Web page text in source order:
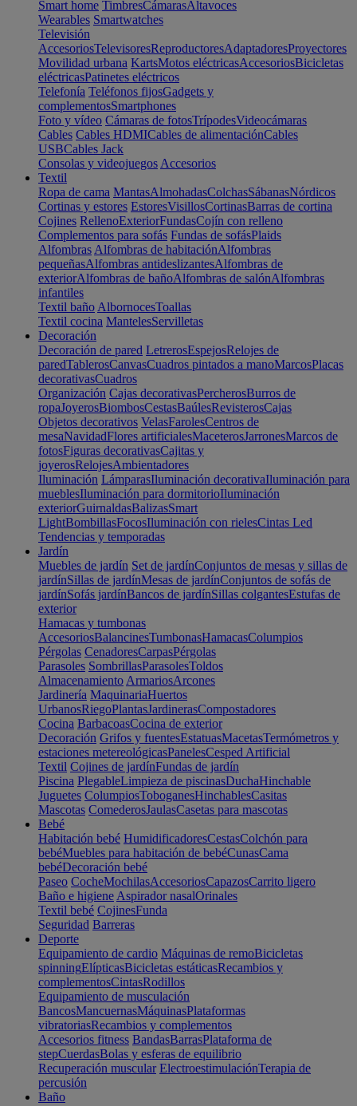
Smart home TimbresCámarasAltavoces
Wearables Smartwatches
Televisión
AccesoriosTelevisoresReproductoresAdaptadoresProyectores
Movilidad urbana KartsMotos eléctricasAccesoriosBicicletas
eléctricasPatinetes eléctricos
Telefonía Teléfonos fijosGadgets y
complementosSmartphones
Foto y vídeo Cámaras de fotosTrípodesVideocámaras
Cables Cables HDMICables de alimentaciónCables
USBCables Jack
Consolas y videojuegos Accesorios
Textil
Ropa de cama MantasAlmohadasColchasSábanasNórdicos
Cortinas y estores EstoresVisillosCortinasBarras de cortina
Cojines RellenoExteriorFundasCojín con relleno
Complementos para sofás Fundas de sofásPlaids
Alfombras Alfombras de habitaciónAlfombras
pequeñasAlfombras antideslizantesAlfombras de
exteriorAlfombras de bañoAlfombras de salónAlfombras
infantiles
Textil baño AlbornocesToallas
Textil cocina MantelesServilletas
Decoración
Decoración de pared LetrerosEspejosRelojes de
paredTablerosCanvasCuadros pintados a manoMarcosPlacas
decorativasCuadros
Organización Cajas decorativasPercherosBurros de
ropaJoyerosBiombosCestasBaúlesRevisterosCajas
Objetos decorativos VelasFarolesCentros de
mesaNavidadFlores artificialesMaceterosJarronesMarcos de
fotosFiguras decorativasCajitas y
joyerosRelojesAmbientadores
Iluminación LámparasIluminación decorativaIluminación para
mueblesIluminación para dormitorioIluminación
exteriorGuirnaldasBalizasSmart
LightBombillasFocosIluminación con rielesCintas Led
Tendencias y temporadas
Jardín
Muebles de jardín Set de jardínConjuntos de mesas y sillas de
jardínSillas de jardínMesas de jardínConjuntos de sofás de
jardínSofás jardínBancos de jardínSillas colgantesEstufas de
exterior
Hamacas y tumbonas
AccesoriosBalancinesTumbonasHamacasColumpios
Pérgolas CenadoresCarpasPérgolas
Parasoles SombrillasParasolesToldos
Almacenamiento ArmariosArcones
Jardinería MaquinariaHuertos
UrbanosRiegoPlantasJardinerasCompostadores
Cocina BarbacoasCocina de exterior
Decoración Grifos y fuentesEstatuasMacetasTermómetros y
estaciones metereológicasPanelesCesped Artificial
Textil Cojines de jardínFundas de jardín
Piscina PlegableLimpieza de piscinasDuchaHinchable
Juguetes ColumpiosToboganesHinchablesCasitas
Mascotas ComederosJaulasCasetas para mascotas
Bebé
Habitación bebé HumidificadoresCestasColchón para
bebéMuebles para habitación de bebéCunasCama
bebéDecoración bebé
Paseo CocheMochilasAccesoriosCapazosCarrito ligero
Baño e higiene Aspirador nasalOrinales
Textil bebé CojinesFunda
Seguridad Barreras
Deporte
Equipamiento de cardio Máquinas de remoBicicletas
spinningElípticasBicicletas estáticasRecambios y
complementosCintasRodillos
Equipamiento de musculación
BancosMancuernasMáquinasPlataformas
vibratoriasRecambios y complementos
Accesorios fitness BandasBarrasPlataforma de
stepCuerdasBolas y esferas de equilibrio
Recuperación muscular ElectroestimulaciónTerapia de
percusión
Baño